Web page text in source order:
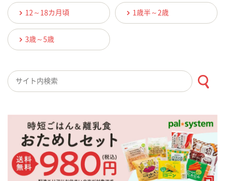
12～18カ月頃 1歳半～2歳
3歳～5歳
検索キーワード入力